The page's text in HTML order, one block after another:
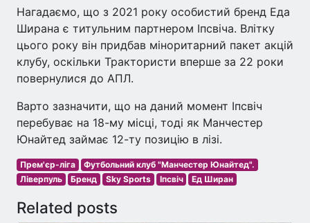
Нагадаємо, що з 2021 року особистий бренд Еда
Ширана є титульним партнером Іпсвіча. Влітку
цього року він придбав міноритарний пакет акцій
клубу, оскільки Трактористи вперше за 22 роки
повернулися до АПЛ.
Варто зазначити, що на даний момент Іпсвіч
перебуває на 18-му місці, тоді як Манчестер
Юнайтед займає 12-ту позицію в лізі.
Прем'єр-ліга
Футбольний клуб "Манчестер Юнайтед".
Ліверпуль
Бренд Sky Sports Іпсвіч Ед Ширан
Related posts